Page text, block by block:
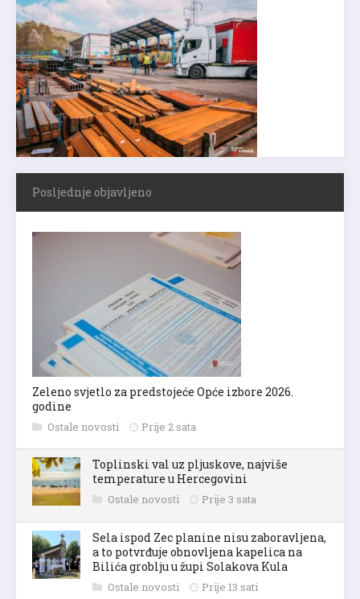
Posljednje objavljeno
Zeleno svjetlo za predstojeće Opće izbore 2026.
godine
Ostale novosti Prije 2 sata
Toplinski val uz pljuskove, najviše
temperature u Hercegovini
Ostale novosti Prije 3 sata
Sela ispod Zec planine nisu zaboravljena,
a to potvrđuje obnovljena kapelica na
Bilića groblju u župi Solakova Kula
Ostale novosti Prije 13 sati